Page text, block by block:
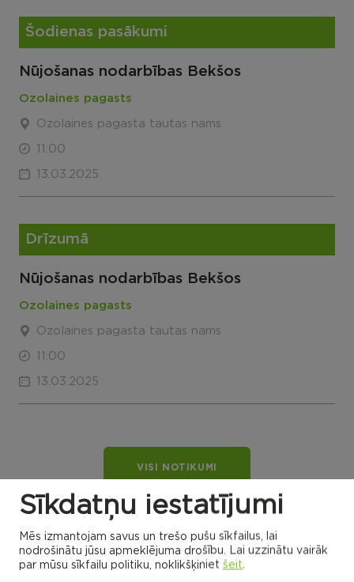
Šodienas pasākumi
Nūjošanas nodarbības Bekšos
Ozolaines pagasts
Ozolaines pagasta tautas nams
11:00
13.03.2025
Drīzumā
Nūjošanas nodarbības Bekšos
Ozolaines pagasts
Ozolaines pagasta tautas nams
11:00
13.03.2025
VISI NOTIKUMI
Rēzeknes novada karte
Sīkdatņu iestatījumi
Mēs izmantojam savus un trešo pušu sīkfailus, lai
nodrošinātu jūsu apmeklējuma drošību. Lai uzzinātu vairāk
par mūsu sīkfailu politiku, noklikšķiniet šeit.